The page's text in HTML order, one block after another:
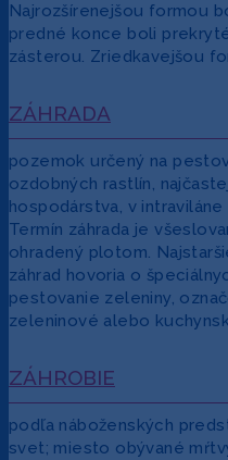
Najrozšírenejšou formou
predné konce boli
zásterou. Zriedkavejšou
ZÁHRADA
pozemok určený na
ozdobných rastlín,
hospodárstva, v
Termín záhrada je
ohradený plotom.
záhrad hovoria o
pestovanie zeleniny,
zeleninové alebo
ZÁHROBIE
podľa náboženských
svet; miesto obývané